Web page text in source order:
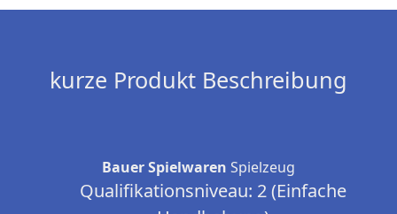
kurze Produkt Beschreibung
Bauer Spielwaren Spielzeug
Qualifikationsniveau: 2 (Einfache